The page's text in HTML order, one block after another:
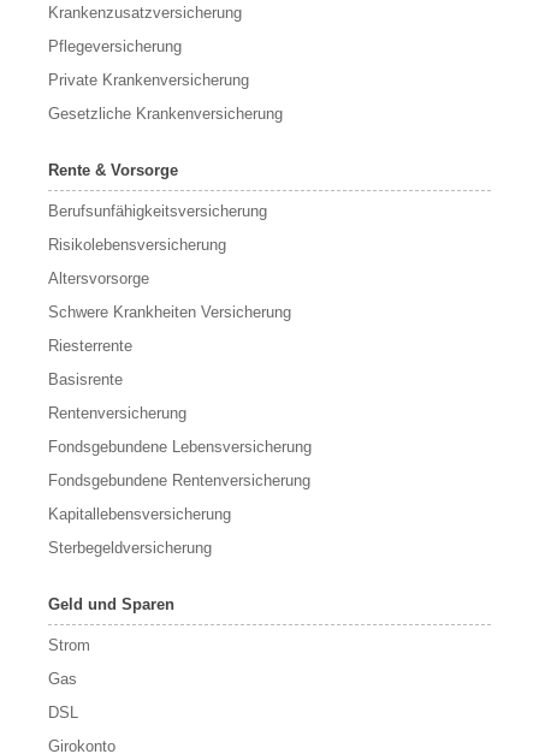
Krankenzusatzversicherung
Pflegeversicherung
Private Krankenversicherung
Gesetzliche Krankenversicherung
Rente & Vorsorge
Berufs­unfähigkeitsversicherung
Risikolebensversicherung
Altersvorsorge
Schwere Krankheiten Versicherung
Riesterrente
Basisrente
Rentenversicherung
Fondsgebundene Lebensversicherung
Fondsgebundene Rentenversicherung
Kapitallebensversicherung
Sterbegeldversicherung
Geld und Sparen
Strom
Gas
DSL
Girokonto